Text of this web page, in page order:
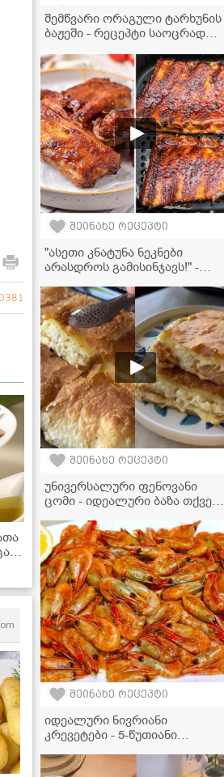
შემწვარი ორაგული ტარხუნის
ბაჟეში - რეცეპტი საოცრად
შეინახე რეცეპტი
"ასეთი კნატუნა ნეკნები
არასდროს გამისინჯავს!" -
აეროგრილში
შეინახე რეცეპტი
უნივერსალური ფენოვანი
ცომი - იდეალური ბაზა თქვენი
კრუასანებისა და
ნამცხვრებისთვის!
შეინახე რეცეპტი
იდეალური ნივრიანი
კრევეტები - 5-წუთიანი
სახლში!